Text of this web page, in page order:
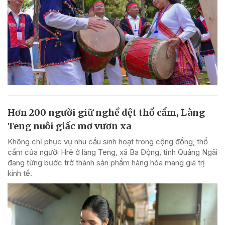
Hơn 200 người giữ nghề dệt thổ cẩm, Làng
Teng nuôi giấc mơ vươn xa
Không chỉ phục vụ nhu cầu sinh hoạt trong cộng đồng, thổ
cẩm của người Hrê ở làng Teng, xã Ba Động, tỉnh Quảng Ngãi
đang từng bước trở thành sản phẩm hàng hóa mang giá trị
kinh tế.